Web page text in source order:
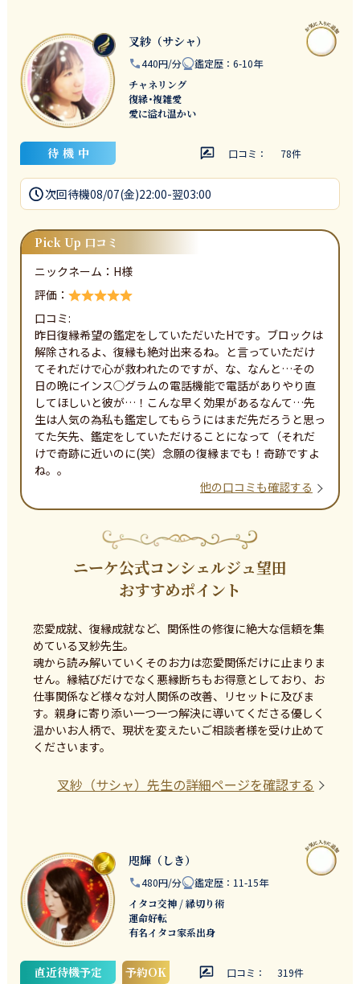
叉紗（サシャ）
440円/分 鑑定歴 ：6-10年
チャネリング
復縁･複雑愛
愛に溢れ温かい
待機中 口コミ： 78件
次回待機08/07(金)22:00-翌03:00
Pick Up 口コミ
ニックネーム： H様
評価：
口コミ:
昨日復縁希望の鑑定をしていただいたHです。ブロックは
解除されるよ、復縁も絶対出来るね。と言っていただけ
てそれだけで心が救われたのですが、な、なんと…その
日の晩にインス◯グラムの電話機能で電話がありやり直
してほしいと彼が…！こんな早く効果があるなんて…先
生は人気の為私も鑑定してもらうにはまだ先だろうと思っ
てた矢先、鑑定をしていただけることになって（それだ
けで奇跡に近いのに(笑）念願の復縁までも！奇跡ですよ
ね。。
他の口コミも確認する
ニーケ公式コンシェルジュ望田
おすすめポイント
恋愛成就、復縁成就など、関係性の修復に絶大な信頼を集
めている叉紗先生。
魂から読み解いていくそのお力は恋愛関係だけに止まりま
せん。縁結びだけでなく悪縁断ちもお得意としており、お
仕事関係など様々な対人関係の改善、リセットに及びま
す。親身に寄り添い一つ一つ解決に導いてくださる優しく
温かいお人柄で、現状を変えたいご相談者様を受け止めて
くださいます。
叉紗（サシャ） 先生の詳細ページを確認する
咫輝（しき）
480円/分 鑑定歴 ： 11-15年
イタコ交神 / 縁切り術
運命好転
有名イタコ家系出身
直近待機予定 予約OK 口コミ： 319件